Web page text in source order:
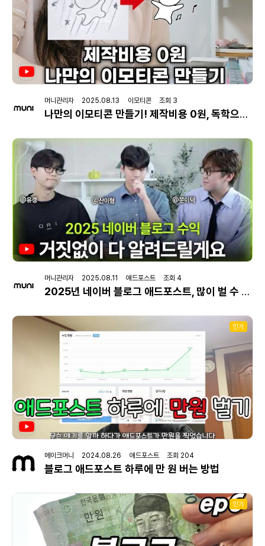
머니관리자 2025.08.13 이모티콘 조회 3
나만의 이모티콘 만들기! 제작비용 0원, 독학으로 출시한 방법 (틈새시장을 노려라)
머니관리자 2025.08.11 애드포스트 조회 4
2025년 네이버 블로그 애드포스트, 많이 벌 수 있을까?
인기
메이크머니 2024.08.26 애드포스트 조회 204
블로그 애드포스트 하루에 만 원 버는 방법
인기